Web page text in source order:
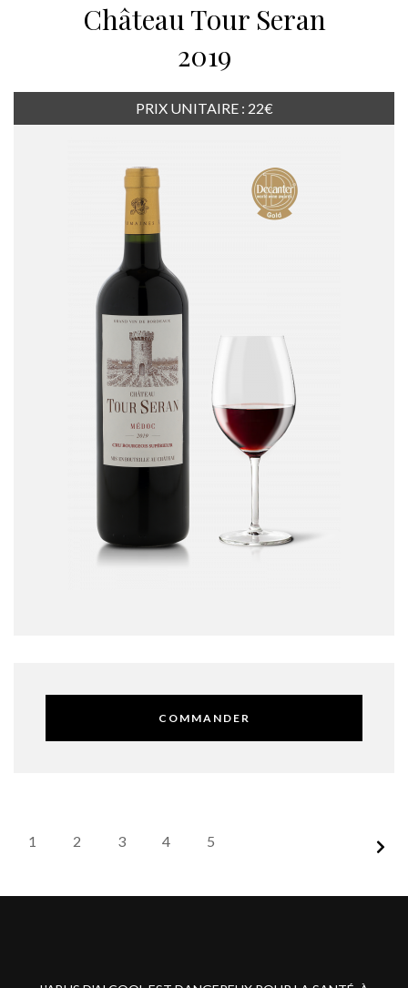
Château Tour Seran
2019
PRIX UNITAIRE : 22€
COMMANDER
1 2 3 4 5